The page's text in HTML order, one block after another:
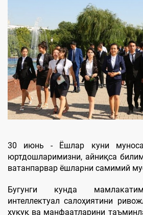
30 июнь - Ёшлар куни
юртдошларимизни, айниқса
ватанпарвар ёшларни самимий
Бугунги кунда
интеллектуал салоҳиятини
ҳуқуқ ва манфаатларини